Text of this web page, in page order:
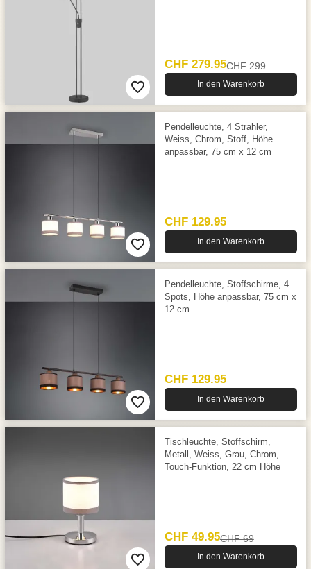
CHF 279.95CHF 299
In den Warenkorb
Pendelleuchte, 4 Strahler,
Weiss, Chrom, Stoff, Höhe
anpassbar, 75 cm x 12 cm
CHF 129.95
In den Warenkorb
Pendelleuchte, Stoffschirme, 4
Spots, Höhe anpassbar, 75 cm x
12 cm
CHF 129.95
In den Warenkorb
Tischleuchte, Stoffschirm,
Metall, Weiss, Grau, Chrom,
Touch-Funktion, 22 cm Höhe
CHF 49.95CHF 69
In den Warenkorb